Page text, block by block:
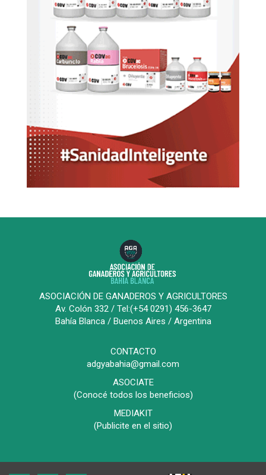
ASOCIACIÓN DE GANADEROS Y AGRICULTORES
Av. Colón 332 / Tel:(+54 0291) 456-3647
Bahía Blanca / Buenos Aires / Argentina
CONTACTO
adgyabahia@gmail.com
ASOCIATE
(Conocé todos los beneficios)
MEDIAKIT
(Publicite en el sitio)